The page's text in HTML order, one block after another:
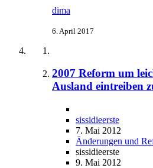
dima
6. April 2017
2007 Reform um
Ausland eintreiben
sissidieerste
7. Mai 2012
Änderungen und
sissidieerste
9. Mai 2012